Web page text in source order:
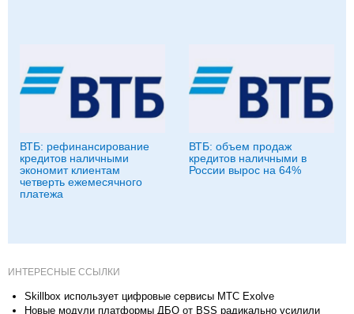
ВТБ: рефинансирование
кредитов наличными
экономит клиентам
четверть ежемесячного
платежа
ВТБ: объем продаж
кредитов наличными в
России вырос на 64%
ИНТЕРЕСНЫЕ ССЫЛКИ
Skillbox использует цифровые сервисы МТС Exolve
Новые модули платформы ДБО от BSS радикально усилили